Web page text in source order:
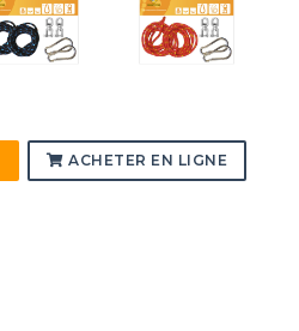
ACHETER EN LIGNE